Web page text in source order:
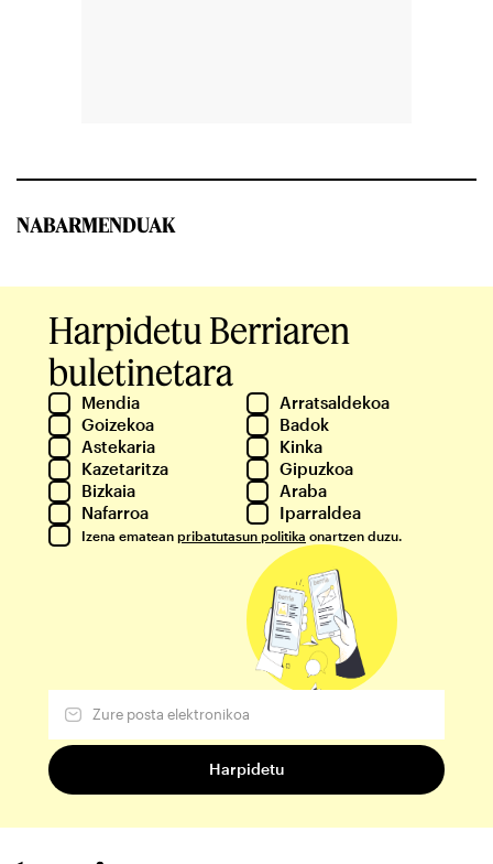
NABARMENDUAK
Harpidetu Berriaren
buletinetara
Mendia
Arratsaldekoa
Goizekoa
Badok
Astekaria
Kinka
Kazetaritza
Gipuzkoa
Bizkaia
Araba
Nafarroa
Iparraldea
Izena ematean pribatutasun politika onartzen duzu.